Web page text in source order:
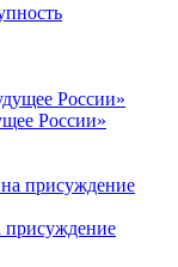
России»
присуждение